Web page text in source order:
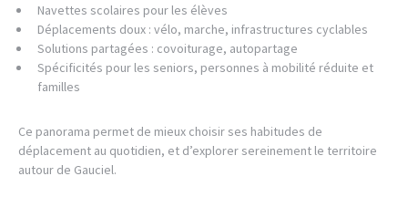
Navettes scolaires pour les élèves
Déplacements doux : vélo, marche, infrastructures cyclables
Solutions partagées : covoiturage, autopartage
Spécificités pour les seniors, personnes à mobilité réduite et
familles
Ce panorama permet de mieux choisir ses habitudes de
déplacement au quotidien, et d’explorer sereinement le territoire
autour de Gauciel.